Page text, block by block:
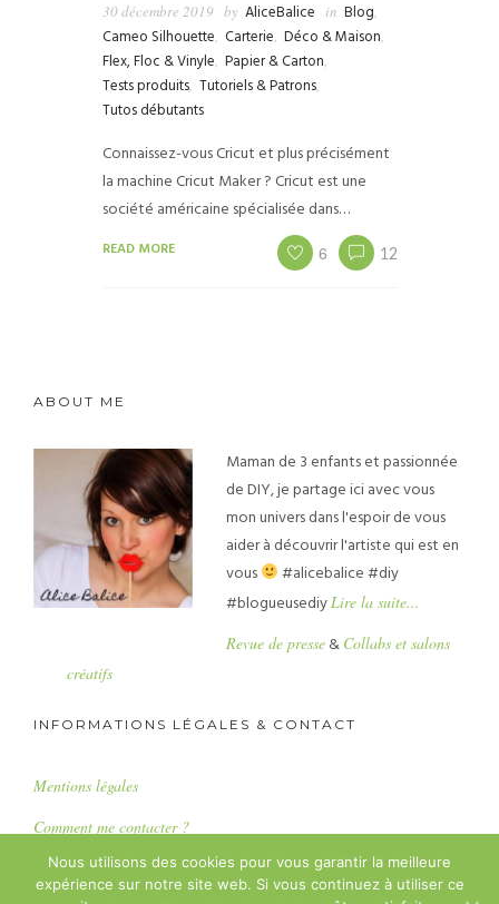
30 décembre 2019 by AliceBalice in Blog,
Cameo Silhouette, Carterie, Déco & Maison,
Flex, Floc & Vinyle, Papier & Carton,
Tests produits, Tutoriels & Patrons,
Tutos débutants
Connaissez-vous Cricut et plus précisément
la machine Cricut Maker ? Cricut est une
société américaine spécialisée dans…
READ MORE 6 12
ABOUT ME
Maman de 3 enfants et passionnée
de DIY, je partage ici avec vous
mon univers dans l'espoir de vous
aider à découvrir l'artiste qui est en
vous
#alicebalice #diy
#blogueusediyLire la suite...
Revue de presse & Collabs et salons
créatifs
INFORMATIONS LÉGALES & CONTACT
Mentions légales
Comment me contacter ?
Copyright : Alice Balice SASU
Nous utilisons des cookies pour vous garantir la meilleure
expérience sur notre site web. Si vous continuez à utiliser ce